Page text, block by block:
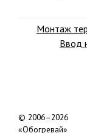
Монтаж
Ввод
© 2006–2026
«Обогревай»